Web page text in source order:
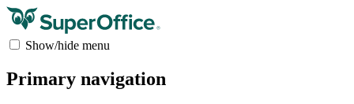
Show/hide menu
Primary navigation